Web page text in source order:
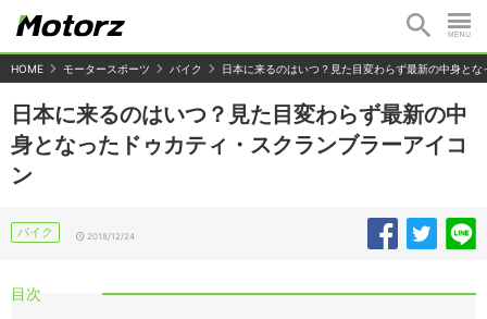
HOME モータースポーツ バイク 日本に来るのはいつ？見た目変わらず最新の中身と
日本に来るのはいつ？見た目変わらず最新の中
身となったドゥカティ・スクランブラーアイコ
ン
バイク 2018/12/24
目次